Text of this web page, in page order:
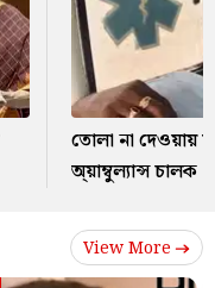
তোলা না দেওয়ায়
অ্য়াম্বুল্যান্স চালক
View More